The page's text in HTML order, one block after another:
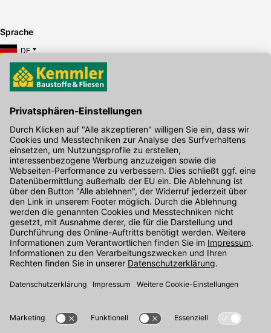
Sprache
DE
Hier gibt's die kostenlose App
Kontakt
Unser Onlineshop Team ist montags bis freitags von 08:00 - 17:00
Uhr unter der Telefonnummer07071 / 151-151für Sie erreichbar.
Alternativ können Sie unser Kontaktformular nutzen.
Den Kontakt direkt in unsere Niederlassungen finden Sie